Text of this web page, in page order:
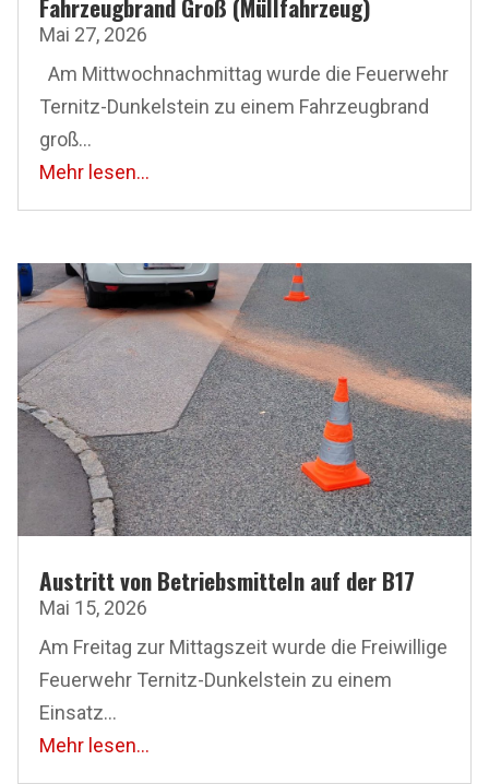
Fahrzeugbrand Groß (Müllfahrzeug)
Mai 27, 2026
Am Mittwoch­nachmittag wurde die Feuerwehr
Ternitz-Dunkelstein zu einem Fahrzeugbrand
groß...
Mehr lesen...
Austritt von Betriebsmitteln auf der B17
Mai 15, 2026
Am Freitag zur Mittagszeit wurde die Freiwillige
Feuerwehr Ternitz-Dunkelstein zu einem
Einsatz...
Mehr lesen...